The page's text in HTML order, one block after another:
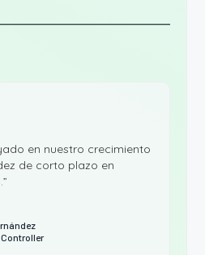
en nuestro crecimiento
de corto plazo en